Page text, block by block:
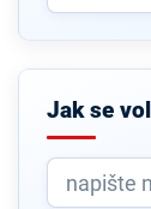
Jak se